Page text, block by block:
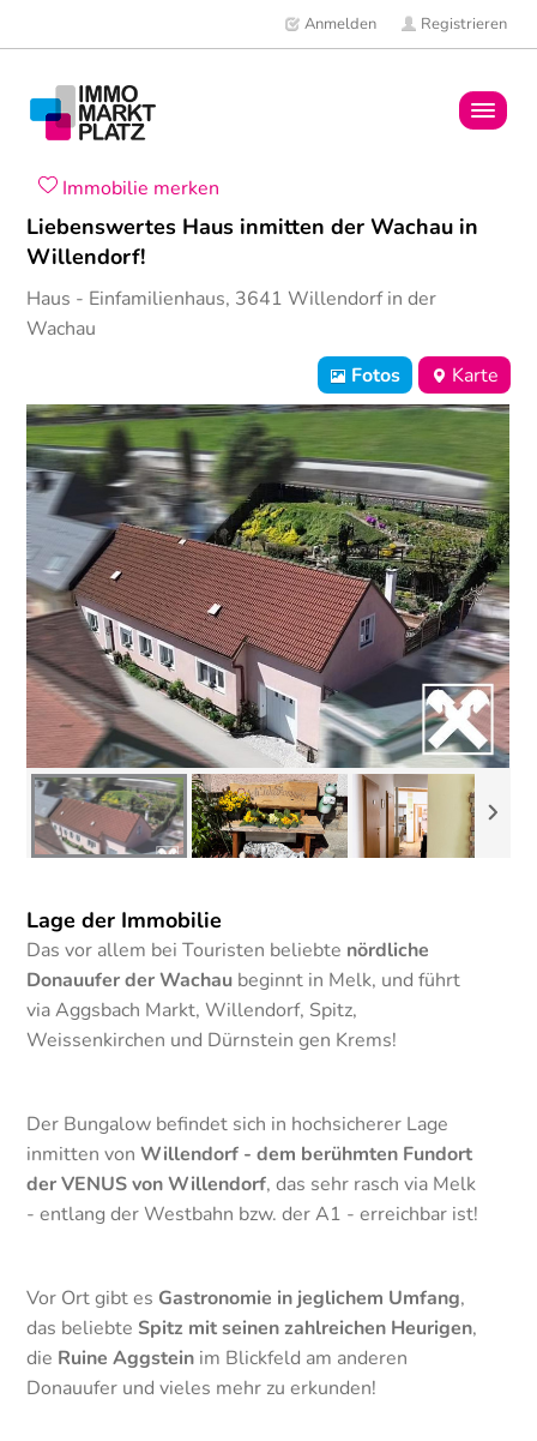
Anmelden Registrieren
Mitglieder
Immobilie merken
Liebenswertes Haus inmitten der Wachau in
Willendorf!
Haus - Einfamilienhaus, 3641 Willendorf in der
Wachau
Fotos
Karte
Lage der Immobilie
Das vor allem bei Touristen beliebte nördliche
Donauufer der Wachau beginnt in Melk, und führt
via Aggsbach Markt, Willendorf, Spitz,
Weissenkirchen und Dürnstein gen Krems!
Der Bungalow befindet sich in hochsicherer Lage
inmitten von Willendorf - dem berühmten Fundort
der VENUS von Willendorf, das sehr rasch via Melk
- entlang der Westbahn bzw. der A1 - erreichbar ist!
Vor Ort gibt es Gastronomie in jeglichem Umfang,
das beliebte Spitz mit seinen zahlreichen Heurigen,
die Ruine Aggstein im Blickfeld am anderen
Donauufer und vieles mehr zu erkunden!